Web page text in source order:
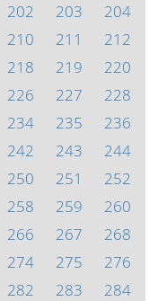
202 203
204
210 211
212
218 219
220
226 227
228
234 235
236
242 243
244
250 251
252
258 259
260
266 267
268
274 275
276
282 283
284